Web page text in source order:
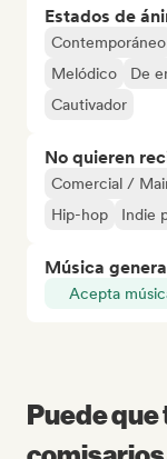
Estados de
Contemporáneo
Melódico
De
Cautivador
No quieren
Comercial /
Hip-hop
Indie
Música
Acepta
Puede